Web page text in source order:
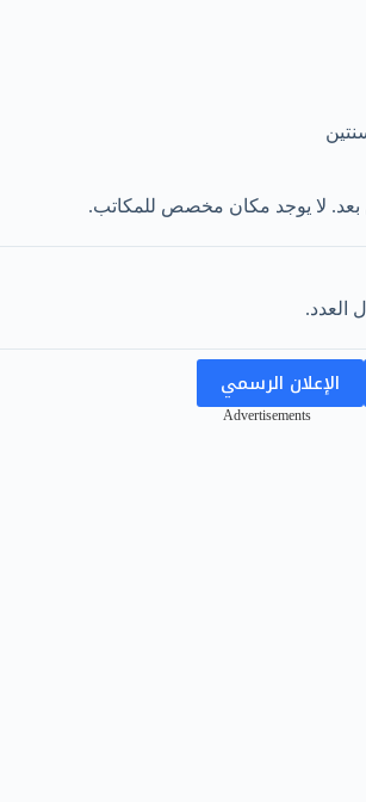
لا يوجد مكان مخصص للمكاتب.
العدد.
الإعلان الرسمي
Advertisements